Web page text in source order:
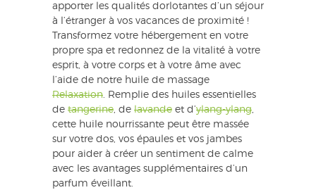
apporter les qualités dorlotantes d’un séjour
à l’étranger à vos vacances de proximité !
Transformez votre hébergement en votre
propre spa et redonnez de la vitalité à votre
esprit, à votre corps et à votre âme avec
l’aide de notre huile de massage
Relaxation. Remplie des huiles essentielles
de tangerine, de lavande et d’ylang-ylang,
cette huile nourrissante peut être massée
sur votre dos, vos épaules et vos jambes
pour aider à créer un sentiment de calme
avec les avantages supplémentaires d’un
parfum éveillant.